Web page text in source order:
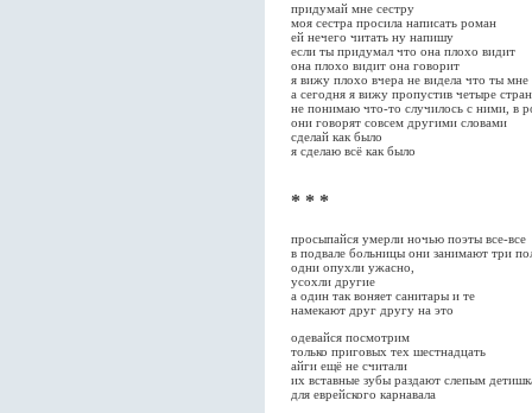
придумай мне сестру
моя сестра просила написать роман
ей нечего читать ну напишу
если ты придумал что она плохо видит
она плохо видит она говорит
я вижу плохо вчера не видела что ты мне
а сегодня я вижу пропустив четыре
не понимаю что-то случилось с ними, в
они говорят совсем другими словами
сделай как было
я сделаю всё как было
* * *
просыпайся умерли ночью поэты все-все
в подвале больницы они занимают три
одни опухли ужасно,
усохли другие
а один так воняет санитары и те
намекают друг другу на это
одевайся посмотрим
только приговых тех шестнадцать
айги ещё не считали
их вставные зубы раздают слепым
для еврейского карнавала